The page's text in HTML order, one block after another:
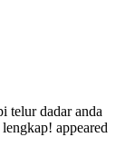
telur dadar anda
appeared